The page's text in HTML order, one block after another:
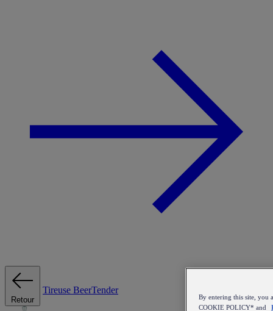
Retour
Tireuse BeerTender
By entering this site, you
COOKIE POLICY* and